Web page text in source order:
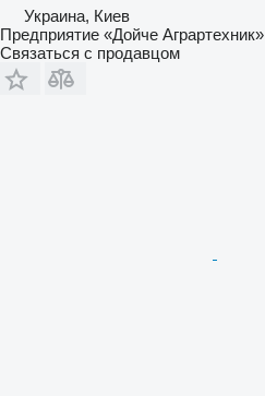
Украина, Киев
Предприятие «Дойче Аграртехник»
Связаться с продавцом